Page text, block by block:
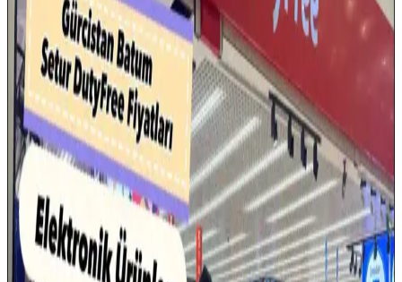
Tamtel Telefon Modem ADSL Ara Kablosu Köken
1.5 Metre İnceleme ve Kullanıcı Yorumları
Tamtel'in 1.5 metre uzunluğundaki telefon modem ADSL ara
kablosu, bağlantı stabilitesi ve dayanıklılığıyla öne çıkıyor. İnce
yapısı ve performans özellikleri, kullanıcı deneyimlerine göre
değişiklik gösterebilir.
16 Gün Kar Altında Kalan iPhone'un Dayanıklılığı
ve Soğukta Elektronik Performansı
Saskatchewan'da 16 gün kar altında kalan iPhone, karın izolasyon
etkisi sayesinde çalışmaya devam etti. Soğuk hava batarya
performansını yavaşlatırken, kar cihazı korudu ve uzun süre konum
güncellemesi sağladı.